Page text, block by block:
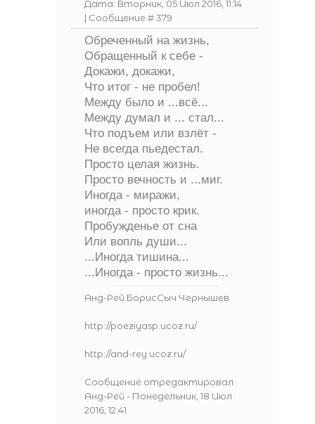
Дата: Вторник, 05 Июл 2016, 11:14
| Сообщение #379
Обреченный на жизнь,
Обращенный к себе -
Докажи, докажи,
Что итог - не пробел!
Между было и ...всё...
Между думал и ... стал...
Что подъем или взлёт -
Не всегда пьедестал.
Просто целая жизнь.
Просто вечность и ...миг.
Иногда - миражи,
иногда - просто крик.
Пробужденье от сна
Или вопль души...
...Иногда тишина...
...Иногда - просто жизнь...
Анд-Рей БорисСыч Чернышев
http://poeziyasp.ucoz.ru/
http://and-rey.ucoz.ru/
Сообщение отредактировал
Анд-Рей - Понедельник, 18 Июл
2016, 12:41